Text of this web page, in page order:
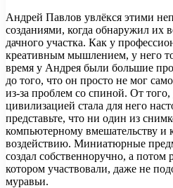
Андрей Павлов увлёкся этими
созданиями, когда обнаружил их
дачного участка. Как у
креативным мышлением, у него
время у Андрея были большие
до того, что он просто не мог
из-за проблем со спиной. От
цивилизацией стала для него
представьте, что ни один из
компьютерному вмешательству и
воздействию. Миниатюрные
создал собственноручно, а потом
котором участвовали, даже не
муравьи.